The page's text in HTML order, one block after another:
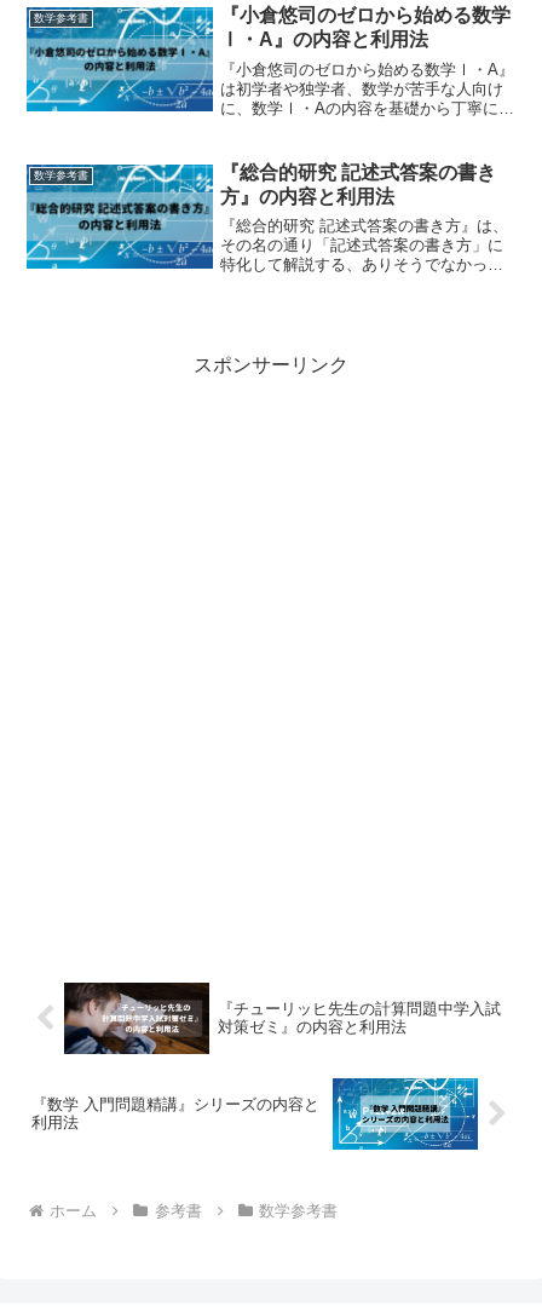
はこれをゴールとしてもいいでしょう。
逆に難関大志望者は、この...
数学参考書
『小倉悠司のゼロから始める数学
Ⅰ・A』の内容と利用法
『小倉悠司のゼロから始める数学Ⅰ・A』
は初学者や独学者、数学が苦手な人向け
に、数学Ⅰ・Aの内容を基礎から丁寧に解
と約800ページとなかなかのボリュームで
すが、解説は...
数学参考書
『総合的研究 記述式答案の書き
方』の内容と利用法
『総合的研究 記述式答案の書き方』は、
その名の通り「記述式答案の書き方」に
特化して解説する、ありそうでなかった
スポンサーリンク
『チューリッヒ先生の計算問題中学入試
対策ゼミ』の内容と利用法
『数学 入門問題精講』シリーズの内容と
利用法
ホーム 参考書 数学参考書